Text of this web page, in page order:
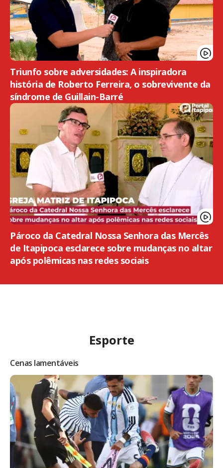
Triunfo sobre adversidades: A inspiradora
história de Roberto Ferreira, o sobrevivente da
síndrome de Guillain-Barré
Pároco da Catedral Nossa Senhora das Mercês
de Itapipoca esclarece sobre mudanças no altar
após polêmicas nas redes sociais
Esporte
Cenas lamentáveis